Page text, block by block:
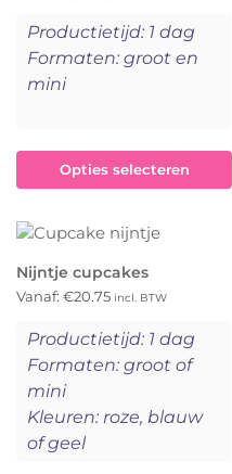
Productietijd: 1 dag
Formaten: groot en
mini
Opties selecteren
Nijntje cupcakes
Vanaf: €20.75 incl. BTW
Productietijd: 1 dag
Formaten: groot of
mini
Kleuren: roze, blauw
of geel